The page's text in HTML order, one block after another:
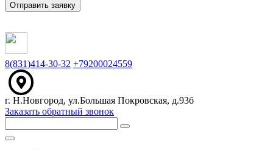
Отправить заявку
8(831)414-30-32 +79200024559
г. Н.Новгород, ул.Большая Покровская, д.93б
Заказать обратный звонок
Меню